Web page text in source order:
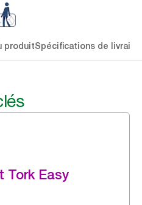
produitSpécifications de
Tork Easy